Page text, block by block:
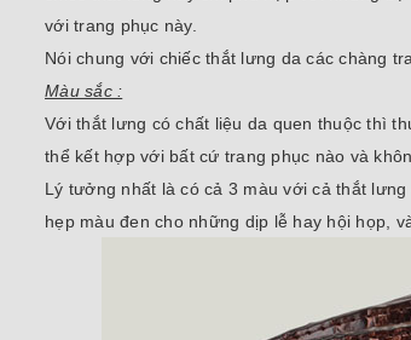
với trang phục này.
Nói chung với chiếc thắt lưng da các chàng
Màu sắc :
Với thắt lưng có chất liệu da quen thuộc thì
thể kết hợp với bất cứ trang phục nào và
Lý tưởng nhất là có cả 3 màu với cả thắt
hẹp màu đen cho những dịp lễ hay hội họp,